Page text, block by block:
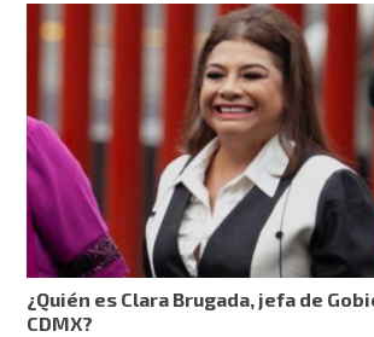
¿Quién es Clara Brugada, jefa de
CDMX?